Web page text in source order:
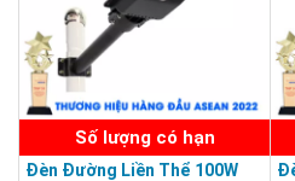
Hướng dẫn lắp đặt
JD-8400L
Việc lắp đặt đèn năng lượng
quý khách hàng có thể làm theo
SẢN PHẨM DỊCH VỤ
Số lượng có hạn
Đèn Đường Liền Thể 100W